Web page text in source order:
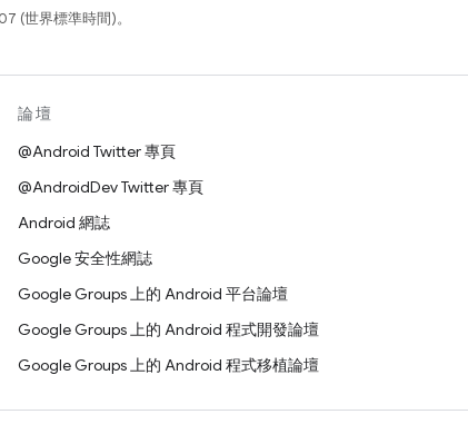
(世界標準時間)。
論壇
@Android Twitter 專頁
@AndroidDev Twitter 專頁
Android 網誌
Google 安全性網誌
Google Groups 上的 Android 平台論壇
Google Groups 上的 Android 程式開發論壇
Google Groups 上的 Android 程式移植論壇